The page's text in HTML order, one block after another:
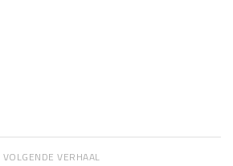
VOLGENDE VERHAAL